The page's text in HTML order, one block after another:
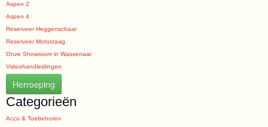
Aspen 2
Aspen 4
Reserveer Heggenschaar
Reserveer Motorzaag
Onze Showroom in Wassenaar
Videohandleidingen
Herroeping
Categorieën
Accu & Toebehoren